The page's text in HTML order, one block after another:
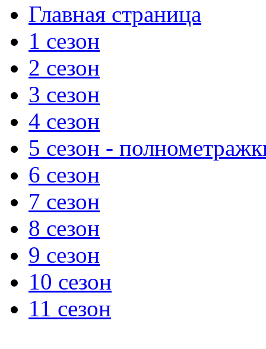
Главная страница
1 сезон
2 сезон
3 сезон
4 сезон
5 сезон -
6 сезон
7 сезон
8 сезон
9 сезон
10 сезон
11 сезон